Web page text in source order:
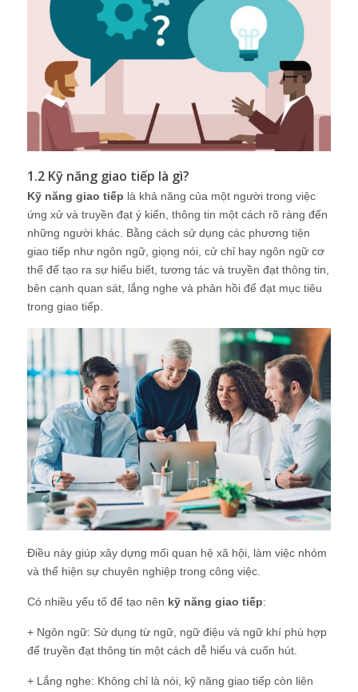
1.2 Kỹ năng giao tiếp là gì?
Kỹ năng giao tiếp là khả năng của một người trong việc
ứng xử và truyền đạt ý kiến, thông tin một cách rõ ràng đến
những người khác. Bằng cách sử dụng các phương tiện
giao tiếp như ngôn ngữ, giọng nói, cử chỉ hay ngôn ngữ cơ
thể để tạo ra sự hiểu biết, tương tác và truyền đạt thông tin,
bên cạnh quan sát, lắng nghe và phản hồi để đạt mục tiêu
trong giao tiếp.
Điều này giúp xây dựng mối quan hệ xã hội, làm việc nhóm
và thể hiện sự chuyên nghiệp trong công việc.
Có nhiều yếu tố để tạo nên kỹ năng giao tiếp:
+ Ngôn ngữ: Sử dụng từ ngữ, ngữ điệu và ngữ khí phù hợp
để truyền đạt thông tin một cách dễ hiểu và cuốn hút.
+ Lắng nghe: Không chỉ là nói, kỹ năng giao tiếp còn liên